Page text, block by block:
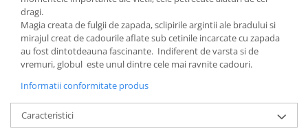
PASHMINA
SIGNET PLATINUM
CELESTIAL GOLD
NATURE
CHINOISERIE WHITE
JASPER CONRAN WHITE
GILDED MUSE
dragi.
Magia creata de fulgii de zapada, sclipirile argintii ale bradului si
mirajul creat de cadourile aflate sub cetinile incarcate cu zapada
au fost dintotdeauna fascinante. Indiferent de varsta si de
vremuri, globul este unul dintre cele mai ravnite cadouri.
Informatii conformitate produs
Caracteristici